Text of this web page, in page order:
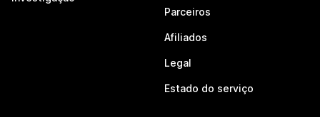
Parceiros
Afiliados
Legal
Estado do serviço